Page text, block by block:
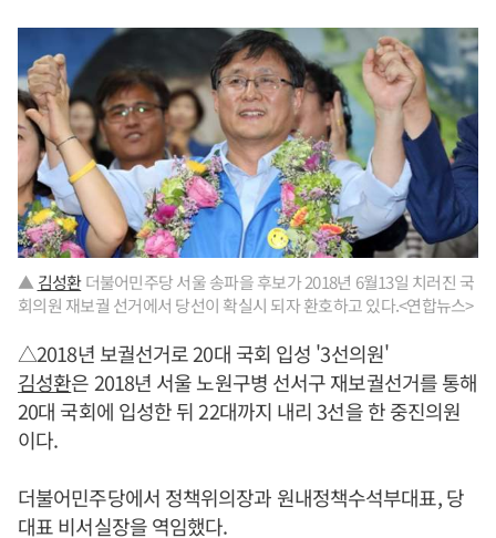
▲ 김성환더불어민주당 서울 송파을 후보가 2018년 6월13일 치러진 국
회의원 재보궐 선거에서 당선이 확실시 되자 환호하고 있다.<연합뉴스>
△2018년 보궐선거로 20대 국회 입성 '3선의원'
김성환은 2018년 서울 노원구병 선서구 재보궐선거를 통해
20대 국회에 입성한 뒤 22대까지 내리 3선을 한 중진의원
이다.
더불어민주당에서 정책위의장과 원내정책수석부대표, 당
대표 비서실장을 역임했다.